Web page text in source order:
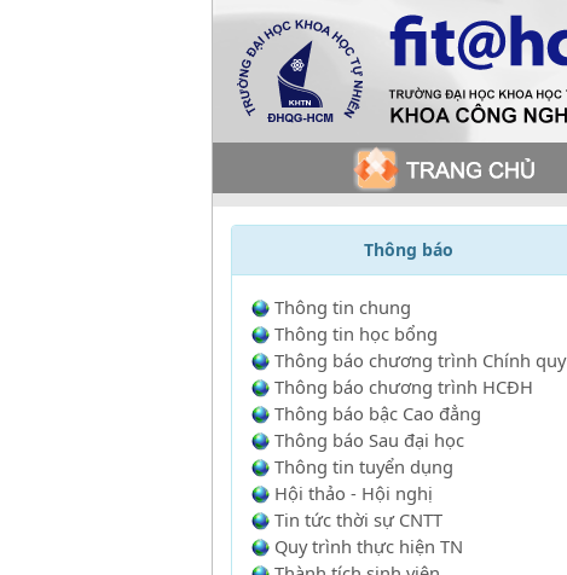
Thông báo
Thông tin chung
Thông tin học bổng
Thông báo chương trình Chính quy
Thông báo chương trình HCĐH
Thông báo bậc Cao đẳng
Thông báo Sau đại học
Thông tin tuyển dụng
Hội thảo - Hội nghị
Tin tức thời sự CNTT
Quy trình thực hiện TN